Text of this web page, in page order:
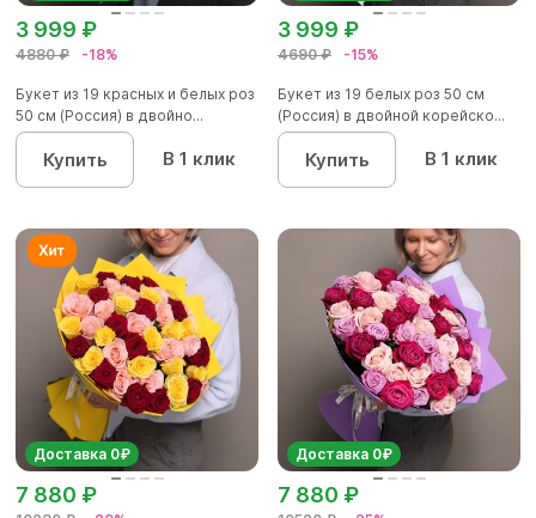
4880 ₽ -18%
3 999 ₽
Букет из 19 красных и белых роз
50 см (Россия) в двойно...
Купить В 1 клик
4690 ₽ -15%
3 999 ₽
Букет из 19 белых роз 50 см
(Россия) в двойной корейско...
Купить В 1 клик
Доставка 0₽
7 880 ₽
Доставка 0₽
7 880 ₽